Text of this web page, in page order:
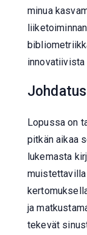
minua
innovatiivista
Lopussa on
pitkän aikaa
lukemasta
ja
tekevät